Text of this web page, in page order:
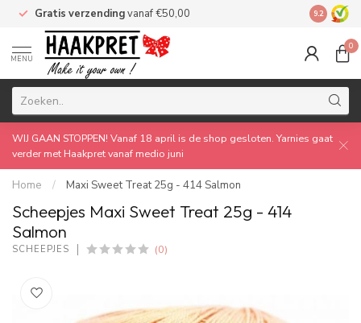
Gratis verzendingvanaf €50,00 Made by
9.2
MENU
0
WIJ GAAN STOPPEN! Vanaf 18 april is de shop gesloten. Yarnies gaat
verder met Haakpret vanaf medio juni
Home / Maxi Sweet Treat 25g - 414 Salmon
Scheepjes Maxi Sweet Treat 25g - 414
Salmon
SCHEEPJES (0)